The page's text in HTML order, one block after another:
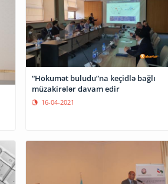
“Hökumət buludu”na keçidlə bağlı
müzakirələr davam edir
16-04-2021